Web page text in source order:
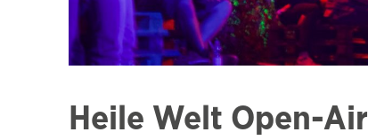
Heile Welt Open-Air